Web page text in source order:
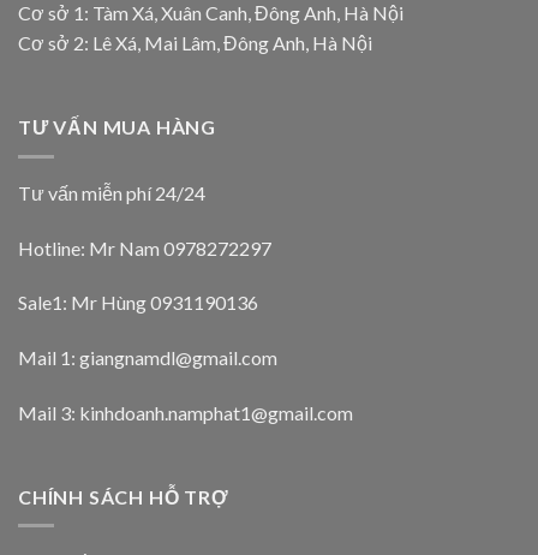
Cơ sở 1: Tàm Xá, Xuân Canh, Đông Anh, Hà Nội
Cơ sở 2: Lê Xá, Mai Lâm, Đông Anh, Hà Nội
TƯ VẤN MUA HÀNG
Tư vấn miễn phí 24/24
Hotline: Mr Nam 0978272297
Sale1: Mr Hùng 0931190136
Mail 1: giangnamdl@gmail.com
Mail 3: kinhdoanh.namphat1@gmail.com
CHÍNH SÁCH HỖ TRỢ